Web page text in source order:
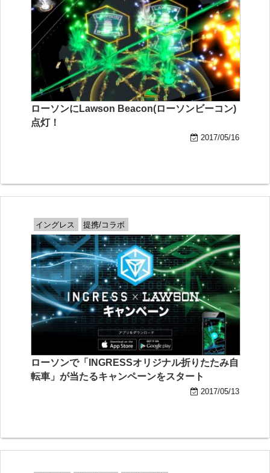
ローソンにLawson Beacon(ローソンビーコン)
点灯！
2017/05/16
イングレス 提携/コラボ
ローソンで「INGRESSオリジナル折りたたみ自
転車」が当たるキャンペーンをスタート
2017/05/13